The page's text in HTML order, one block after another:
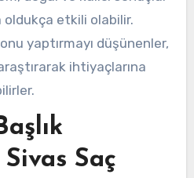
etkili olabilir.
yaptırmayı düşünenler,
ihtiyaçlarına
Saç